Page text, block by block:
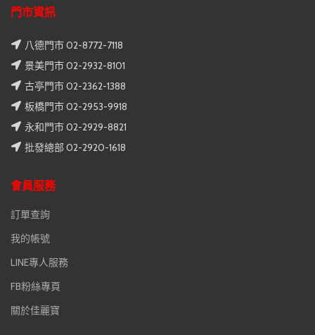
門市資訊
八德門市 02-8772-7118
景美門市 02-2932-8101
古亭門市 02-2362-1388
板橋門市 02-2953-9918
永和門市 02-2929-8821
批發總部 02-2920-1618
會員服務
訂單查詢
我的帳號
LINE專人服務
FB粉絲專頁
關於佳麗寶